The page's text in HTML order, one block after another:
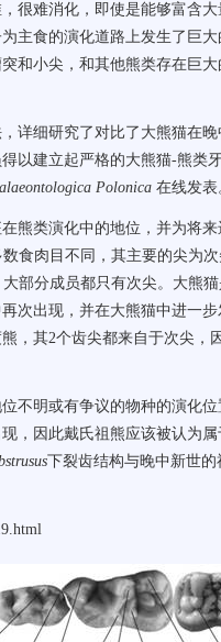
很难消化，即使是能够富含
主食的演化道路上发生了巨
和小尖，和其他熊类存在巨
详细研究了对比了大熊猫在
以建立起严格的大熊猫-熊类
Polonica在线发表
熊类演化中的地位，并为将
食肉目不同，其主要的尖为
部分成员都只有次尖。大熊
次出现，并在大熊猫中进一
，其2个齿尖都来自于次尖，
不明或有争议的物种的演化
，因此戴氏祖熊应该被认为
下裂齿结构与晚中新世的